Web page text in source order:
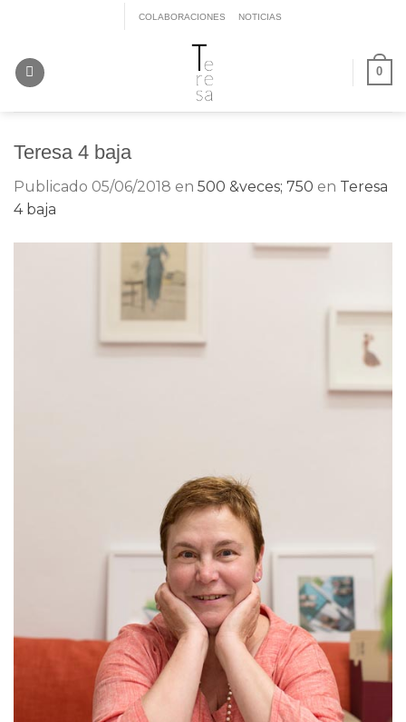
contenido
COLABORACIONES NOTICIAS
0
Teresa 4 baja
Publicado 05/06/2018 en 500 &veces; 750 en Teresa
4 baja